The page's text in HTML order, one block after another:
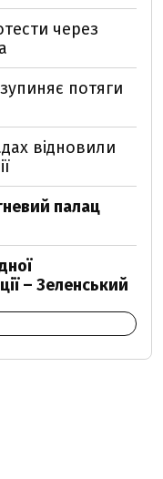
через
потяги
відновили
палац
– Зеленський